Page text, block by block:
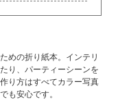
めの折り紙本。インテリ
り、パーティーシーンを
り方はすべてカラー写真
も安心です。